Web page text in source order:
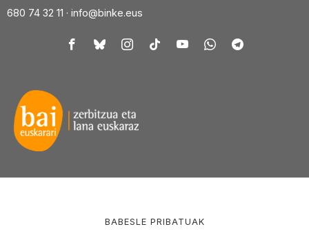
680 74 32 11 · info@binke.eus
BABESLE PRIBATUAK